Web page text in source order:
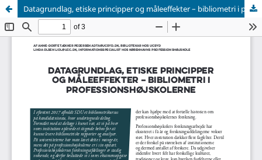
Datagrundlag, etiske principper og måleeffekter – bibliometri i professionshøjskolerne